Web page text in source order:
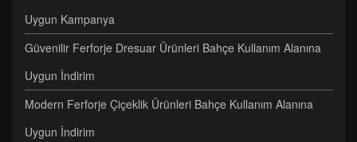
Uygun Kampanya
Güvenilir Ferforje Dresuar Ürünleri Bahçe Kullanım Alanına
Uygun İndirim
Modern Ferforje Çiçeklik Ürünleri Bahçe Kullanım Alanına
Uygun İndirim